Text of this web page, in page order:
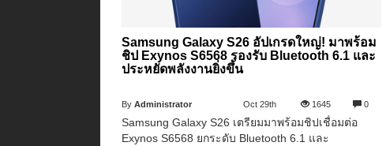
Samsung Galaxy S26 อัปเกรดใหญ่! มาพร้อม
ชิป Exynos S6568 รองรับ Bluetooth 6.1 และ
ประหยัดพลังงานยิ่งขึ้น
ByAdministrator Oct 29th 1645 0
Samsung Galaxy S26 เตรียมมาพร้อมชิปเชื่อมต่อ
Exynos S6568 ยกระดับ Bluetooth 6.1 และ